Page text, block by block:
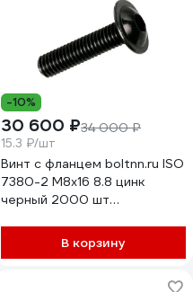
-10%
30 600 ₽34 000 ₽
15.3 ₽/шт
Винт с фланцем boltnn.ru ISO
7380-2 М8х16 8.8 цинк
черный 2000 шт
В корзину